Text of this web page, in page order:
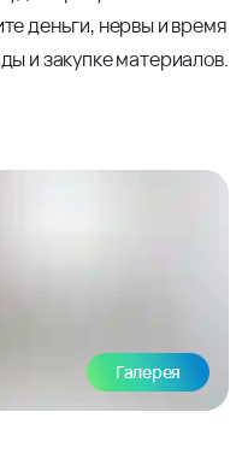
деньги, нервы и время
и закупке материалов.
Галерея